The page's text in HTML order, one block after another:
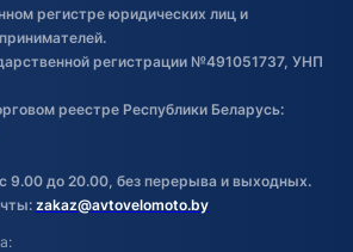
регистре юридических лиц и
регистрации №491051737, УНП
реестре Республики Беларусь:
9.00 до 20.00, без перерыва и выходных.
zakaz@avtovelomoto.by